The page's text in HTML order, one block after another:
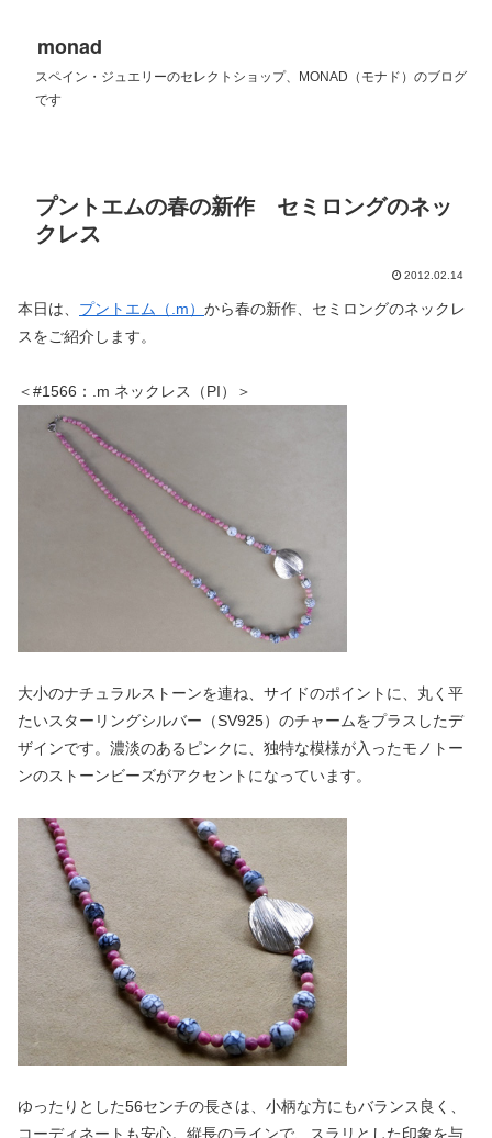
monad
スペイン・ジュエリーのセレクトショップ、MONAD（モナド）のブログ
です
プントエムの春の新作 セミロングのネッ
クレス
2012.02.14
本日は、 プントエム（.m） から春の新作、セミロングのネックレ
スをご紹介します。
＜#1566：.m ネックレス（PI）＞
大小のナチュラルストーンを連ね、サイドのポイントに、丸く平
たいスターリングシルバー（SV925）のチャームをプラスしたデ
ザインです。濃淡のあるピンクに、独特な模様が入ったモノトー
ンのストーンビーズがアクセントになっています。
ゆったりとした56センチの長さは、小柄な方にもバランス良く、
コーディネートも安心。縦長のラインで、スラリとした印象を与